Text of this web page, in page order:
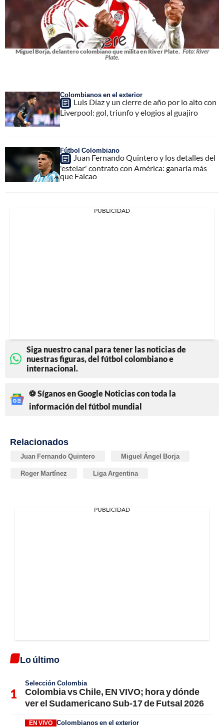
Miguel Borja, delantero colombiano que milita en River Plate. Foto: River
Plate.
Colombianos en el exterior
Luis Díaz y un cierre de año por lo alto con
Liverpool: gol, triunfo y elogios al guajiro
Fútbol Colombiano
Juan Fernando Quintero y los detalles del
'estelar' contrato con América: ganaría más
que Falcao
PUBLICIDAD
Siga nuestro canal para tener las noticias de
nuestras figuras, del fútbol colombiano e
internacional.
⚽ Síganos en Google Noticias con toda la
información del fútbol mundial
Relacionados
Juan Fernando Quintero Miguel Ángel Borja
Roger Martínez Liga Argentina
PUBLICIDAD
Lo último
Selección Colombia
Colombia vs Chile, EN VIVO; hora y dónde
ver el Sudamericano Sub-17 de Futsal 2026
EN VIVO Colombianos en el exterior